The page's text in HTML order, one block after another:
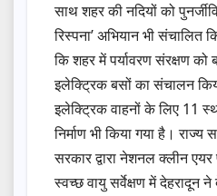
साथ शहर की नदियों को
रिस्पना’ अभियान भी संचालित
कि शहर में पर्यावरण संरक्षण को
इलेक्ट्रिक बसों का संचालन
इलेक्ट्रिक वाहनों के लिए 11
निर्माण भी किया गया है।
सरकार द्वारा नेशनल क्लीन
स्वच्छ वायु सर्वेक्षण में देहरादून